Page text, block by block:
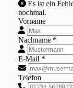
nochmal.
Vorname
Nachname *
E-Mail *
Telefon